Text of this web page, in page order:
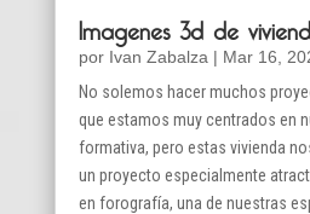
Imagenes 3d de
por Ivan Zabalza | Mar 16,
No solemos hacer muchos
que estamos muy centrados en
formativa, pero estas vivienda
un proyecto especialmente
en forografía, una de nuestras